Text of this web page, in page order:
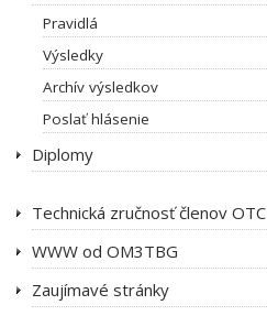
Pravidlá
Výsledky
Archív výsledkov
Poslať hlásenie
Diplomy
Technická zručnosť členov OTC
WWW od OM3TBG
Zaujímavé stránky